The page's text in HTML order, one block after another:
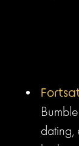
dating,